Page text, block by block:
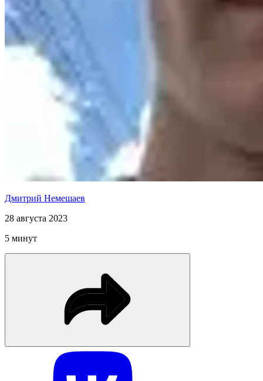
Дмитрий Немешаев
28 августа 2023
5 минут